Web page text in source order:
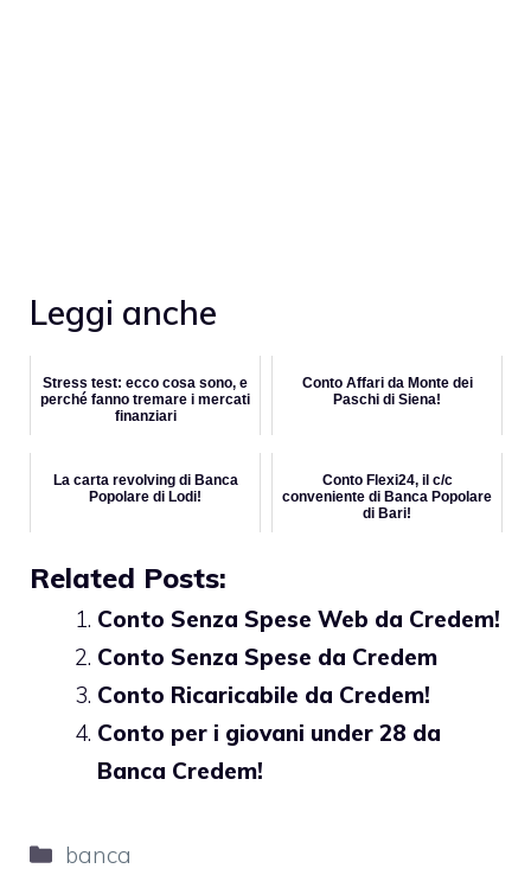
Leggi anche
Stress test: ecco cosa sono, e
perché fanno tremare i mercati
finanziari
Conto Affari da Monte dei
Paschi di Siena!
La carta revolving di Banca
Popolare di Lodi!
Conto Flexi24, il c/c
conveniente di Banca Popolare
di Bari!
Related Posts:
Conto Senza Spese Web da Credem!
Conto Senza Spese da Credem
Conto Ricaricabile da Credem!
Conto per i giovani under 28 da
Banca Credem!
Categorie
banca